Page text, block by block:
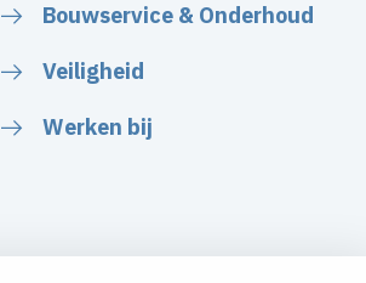
Bouwservice & Onderhoud
Veiligheid
Werken bij